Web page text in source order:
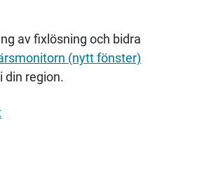
av fixlösning och bidra
(nytt fönster)
din region.